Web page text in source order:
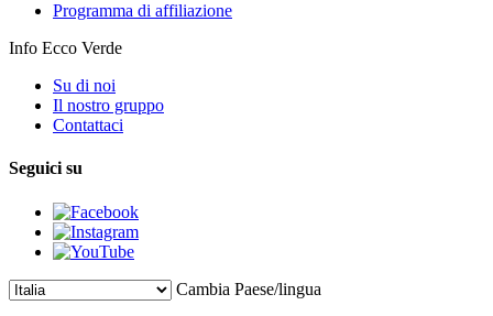
Programma di affiliazione
Info Ecco Verde
Su di noi
Il nostro gruppo
Contattaci
Seguici su
Cambia Paese/lingua